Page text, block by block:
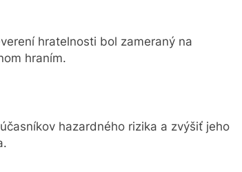
hratelnosti bol zameraný na
hraním.
hazardného rizika a zvýšiť jeho